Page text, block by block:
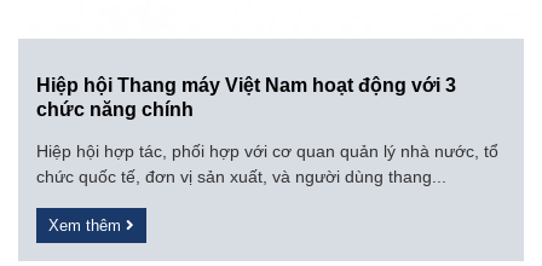
Hiệp hội Thang máy Việt Nam hoạt động với 3
chức năng chính
Hiệp hội hợp tác, phối hợp với cơ quan quản lý nhà nước, tổ
chức quốc tế, đơn vị sản xuất, và người dùng thang...
Xem thêm